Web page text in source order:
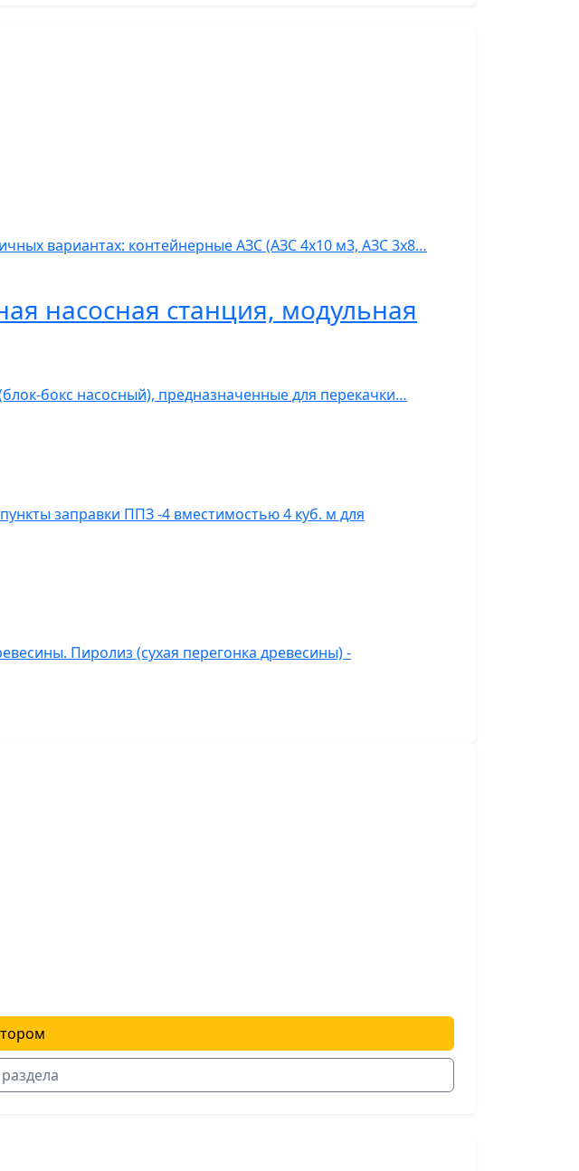
вариантах: контейнерные АЗС (АЗС 4х10 м3, АЗС 3х8…
насосная станция, модульная
бокс насосный), предназначенные для перекачки…
заправки ППЗ -4 вместимостью 4 куб. м для
Пиролиз (сухая перегонка древесины) -